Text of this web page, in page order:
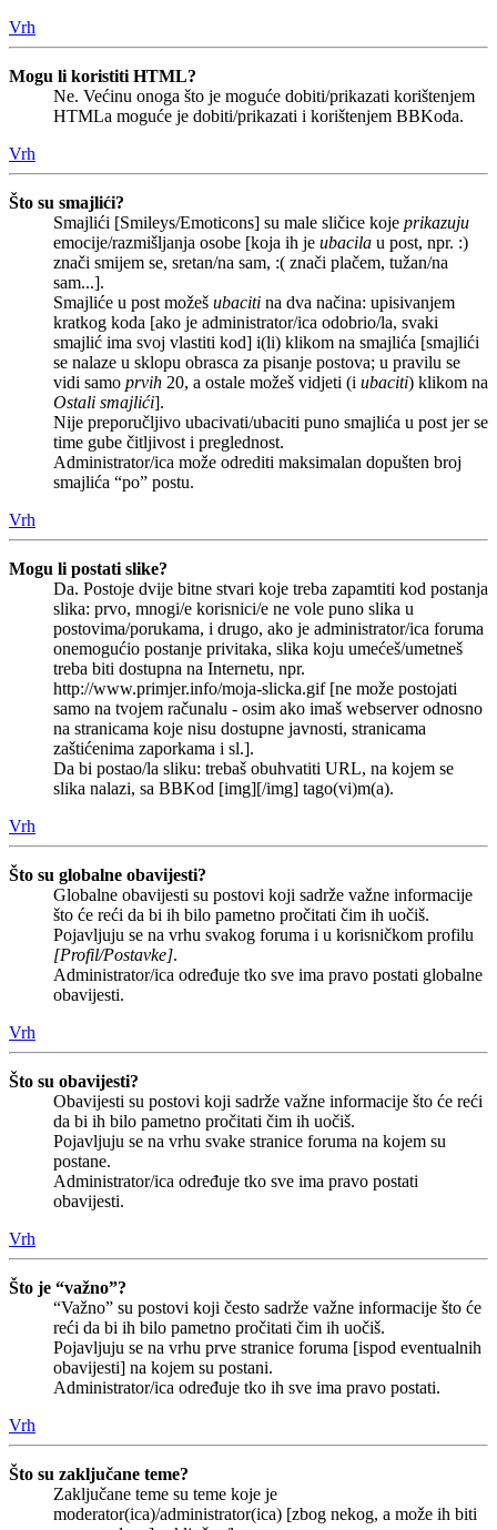
Vrh
Mogu li koristiti HTML?
Ne. Većinu onoga što je moguće dobiti/prikazati korištenjem
HTMLa moguće je dobiti/prikazati i korištenjem BBKoda.
Vrh
Što su smajlići?
Smajlići [Smileys/Emoticons] su male sličice koje prikazuju
emocije/razmišljanja osobe [koja ih je ubacila u post, npr. :)
znači smijem se, sretan/na sam, :( znači plačem, tužan/na
sam...].
Smajliće u post možeš ubaciti na dva načina: upisivanjem
kratkog koda [ako je administrator/ica odobrio/la, svaki
smajlić ima svoj vlastiti kod] i(li) klikom na smajlića [smajlići
se nalaze u sklopu obrasca za pisanje postova; u pravilu se
vidi samo prvih 20, a ostale možeš vidjeti (i ubaciti) klikom na
Ostali smajlići].
Nije preporučljivo ubacivati/ubaciti puno smajlića u post jer se
time gube čitljivost i preglednost.
Administrator/ica može odrediti maksimalan dopušten broj
smajlića “po” postu.
Vrh
Mogu li postati slike?
Da. Postoje dvije bitne stvari koje treba zapamtiti kod postanja
slika: prvo, mnogi/e korisnici/e ne vole puno slika u
postovima/porukama, i drugo, ako je administrator/ica foruma
onemogućio postanje privitaka, slika koju umećeš/umetneš
treba biti dostupna na Internetu, npr.
http://www.primjer.info/moja-slicka.gif [ne može postojati
samo na tvojem računalu - osim ako imaš webserver odnosno
na stranicama koje nisu dostupne javnosti, stranicama
zaštićenima zaporkama i sl.].
Da bi postao/la sliku: trebaš obuhvatiti URL, na kojem se
slika nalazi, sa BBKod [img][/img] tago(vi)m(a).
Vrh
Što su globalne obavijesti?
Globalne obavijesti su postovi koji sadrže važne informacije
što će reći da bi ih bilo pametno pročitati čim ih uočiš.
Pojavljuju se na vrhu svakog foruma i u korisničkom profilu
[Profil/Postavke].
Administrator/ica određuje tko sve ima pravo postati globalne
obavijesti.
Vrh
Što su obavijesti?
Obavijesti su postovi koji sadrže važne informacije što će reći
da bi ih bilo pametno pročitati čim ih uočiš.
Pojavljuju se na vrhu svake stranice foruma na kojem su
postane.
Administrator/ica određuje tko sve ima pravo postati
obavijesti.
Vrh
Što je “važno”?
“Važno” su postovi koji često sadrže važne informacije što će
reći da bi ih bilo pametno pročitati čim ih uočiš.
Pojavljuju se na vrhu prve stranice foruma [ispod eventualnih
obavijesti] na kojem su postani.
Administrator/ica određuje tko ih sve ima pravo postati.
Vrh
Što su zaključane teme?
Zaključane teme su teme koje je
moderator(ica)/administrator(ica) [zbog nekog, a može ih biti